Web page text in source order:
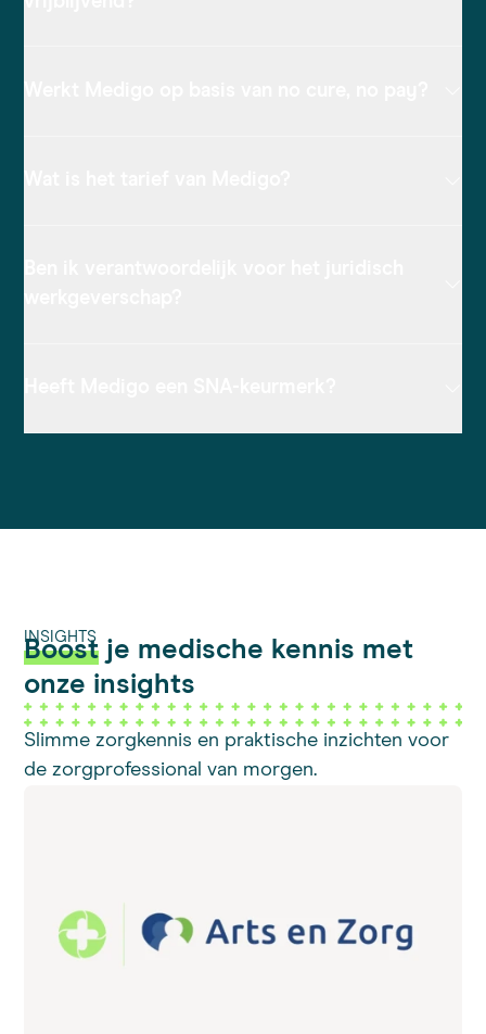
INSIGHTS
Boost je medische kennis met
onze insights
Slimme zorgkennis en praktische inzichten voor
de zorgprofessional van morgen.